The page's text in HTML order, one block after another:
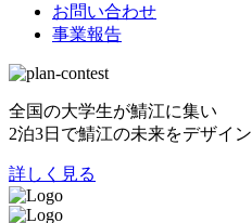
お問い合わせ
事業報告
全国の大学生が鯖江に集い
2泊3日で鯖江の未来をデザイン
詳しく見る